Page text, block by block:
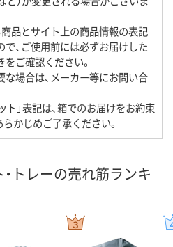
品とサイト上の商品情報の表記
、ご使用前には必ずお届けした
ご確認ください。
場合は、メーカー等にお問い合
ト」表記は、箱でのお届けをお約束
かじめご了承ください。
トレーの売れ筋ランキ